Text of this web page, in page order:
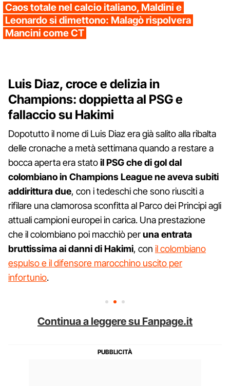
Caos totale nel calcio italiano, Maldini e
Leonardo si dimettono: Malagò rispolvera
Mancini come CT
Luis Diaz, croce e delizia in
Champions: doppietta al PSG e
fallaccio su Hakimi
Dopotutto il nome di Luis Diaz era già salito alla ribalta
delle cronache a metà settimana quando a restare a
bocca aperta era statoil PSG che di gol dal
colombiano in Champions League ne aveva subiti
addirittura due, con i tedeschi che sono riusciti a
rifilare una clamorosa sconfitta al Parco dei Principi agli
attuali campioni europei in carica. Una prestazione
che il colombiano poi macchiò peruna entrata
bruttissima ai danni di Hakimi, con il colombiano
espulso e il difensore marocchino uscito per
infortunio.
Continua a leggere su Fanpage.it